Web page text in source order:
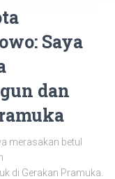
Saya
dan
merasakan betul
di Gerakan Pramuka.